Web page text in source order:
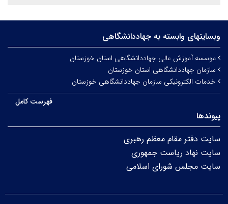
وبسایتهای وابسته به جهاددانشگاهی
موسسه آموزش عالی جهاددانشگاهی استان خوزستان
سازمان جهاددانشگاهی استان خوزستان
خدمات الکترونیکی سازمان جهاددانشگاهی خوزستان
فهرست کامل
پیوندها
سایت دفتر مقام معظم رهبری
سایت نهاد ریاست جمهوری
سایت مجلس شورای اسلامی